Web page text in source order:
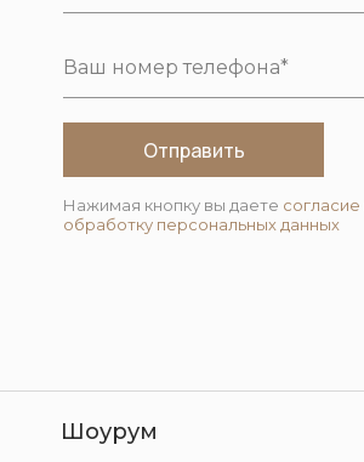
Отправить
Нажимая кнопку вы даете согласие
обработку персональных данных
Шоурум